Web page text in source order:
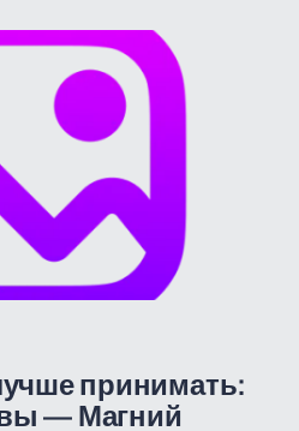
принимать:
— Магний